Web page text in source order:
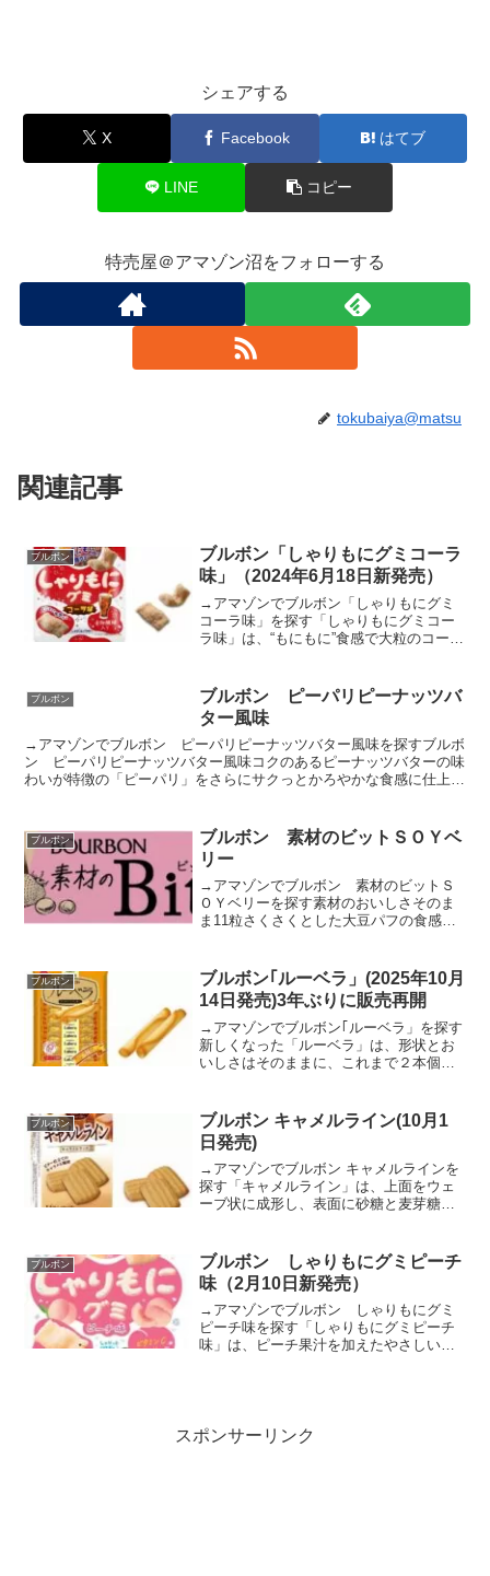
シェアする
X Facebook はてブ
LINE コピー
特売屋＠アマゾン沼をフォローする
tokubaiya@matsu
関連記事
ブルボン
ブルボン「しゃりもにグミコーラ
味」（2024年6月18日新発売）
→アマゾンでブルボン「しゃりもにグミ
コーラ味」を探す「しゃりもにグミコー
ラ味」は、“もにもに”食感で大粒のコーラ
た。口の中に押し寄せる“しゃりもに”食感
と爽快なコー...
ブルボン
ブルボン ピーパリピーナッツバ
ター風味
→アマゾンでブルボン ピーパリピーナッツバター風味を探すブルボ
ン ピーパリピーナッツバター風味コクのあるピーナッツバターの味
わいが特徴の「ピーパリ」をさらにサクっとかろやかな食感に仕上げ
ブルボン
ブルボン 素材のビットＳＯＹベ
リー
→アマゾンでブルボン 素材のビットＳ
ＯＹベリーを探す素材のおいしさそのま
ま11粒さくさくとした大豆パフの食感
パッケージ等環境に配慮した商品に仕上
げています。原材料名／...
ブルボン
ブルボン｢ルーベラ」(2025年10月
14日発売)3年ぶりに販売再開
→アマゾンでブルボン｢ルーベラ」を探す
新しくなった「ルーベラ」は、形状とお
いしさはそのままに、これまで２本個装
香るバターの風味に、サクサクとした軽
い口あたりと繊細で優し...
ブルボン
ブルボン キャメルライン(10月1
日発売)
→アマゾンでブルボン キャメルラインを
探す「キャメルライン」は、上面をウェ
ーブ状に成形し、表面に砂糖と麦芽糖を
した食感、そしてクッキーのサクサクと
した食感を一度にお楽し...
ブルボン
ブルボン しゃりもにグミピーチ
味（2月10日新発売）
→アマゾンでブルボン しゃりもにグミ
ピーチ味を探す「しゃりもにグミピーチ
味」は、ピーチ果汁を加えたやさしい甘
スポンサーリンク